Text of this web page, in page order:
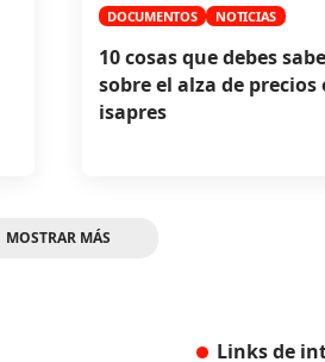
DOCUMENTOS NOTICIAS
10 cosas que debes
sobre el alza de precios
isapres
MOSTRAR MÁS
Links de